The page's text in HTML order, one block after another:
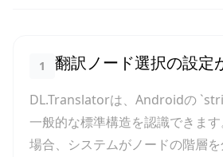
1 翻訳ノード選択の設定
DL.Translatorは、Androidの
一般的な標準構造を認識できま
場合、システムがノードの階層